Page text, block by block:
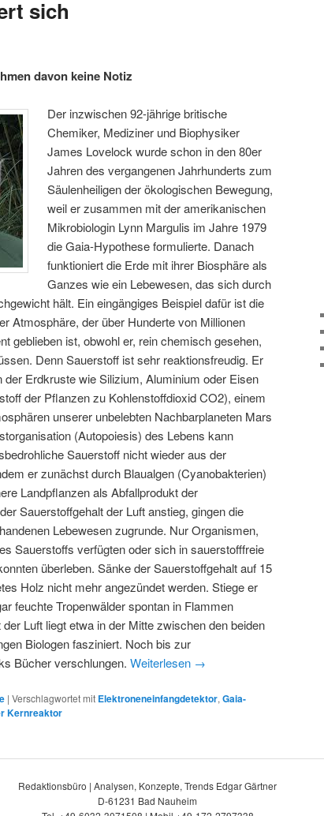
sich
davon keine Notiz
Der inzwischen 92-jährige britische
Chemiker, Mediziner und Biophysiker
James Lovelock wurde schon in den 80er
Jahren des vergangenen Jahrhunderts zum
Säulenheiligen der ökologischen Bewegung,
weil er zusammen mit der amerikanischen
Mikrobiologin Lynn Margulis im Jahre 1979
die Gaia-Hypothese formulierte. Danach
funktioniert die Erde mit ihrer Biosphäre als
Ganzes wie ein Lebewesen, das sich durch
hält. Ein eingängiges Beispiel dafür ist die
Atmosphäre, der über Hunderte von Millionen
geblieben ist, obwohl er, rein chemisch gesehen,
Denn Sauerstoff ist sehr reaktionsfreudig. Er
Erdkruste wie Silizium, Aluminium oder Eisen
der Pflanzen zu Kohlenstoffdioxid CO2), einem
unserer unbelebten Nachbarplaneten Mars
(Autopoiesis) des Lebens kann
Sauerstoff nicht wieder aus der
er zunächst durch Blaualgen (Cyanobakterien)
Landpflanzen als Abfallprodukt der
Sauerstoffgehalt der Luft anstieg, gingen die
Lebewesen zugrunde. Nur Organismen,
Sauerstoffs verfügten oder sich in sauerstofffreie
überleben. Sänke der Sauerstoffgehalt auf 15
Holz nicht mehr angezündet werden. Stiege er
feuchte Tropenwälder spontan in Flammen
Luft liegt etwa in der Mitte zwischen den beiden
Biologen fasziniert. Noch bis zur
Bücher verschlungen. Weiterlesen →
| Verschlagwortet mit Elektroneneinfangdetektor, Gaia-
Kernreaktor
Redaktionsbüro | Analysen, Konzepte, Trends Edgar Gärtner
D-61231 Bad Nauheim